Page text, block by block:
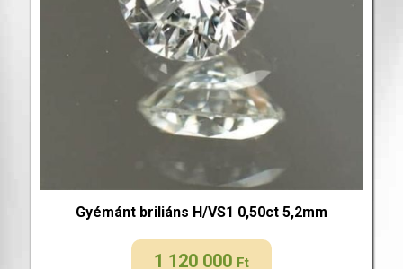
Gyémánt briliáns H/VS1 0,50ct 5,2mm
1 120 000 Ft